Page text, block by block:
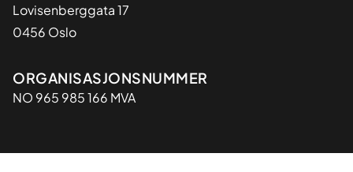
Lovisenberggata 17
0456 Oslo
Organisasjon
ORGANISASJONSNUMMER
NO 965 985 166 MVA